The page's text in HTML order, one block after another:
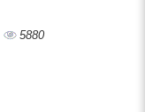
5880